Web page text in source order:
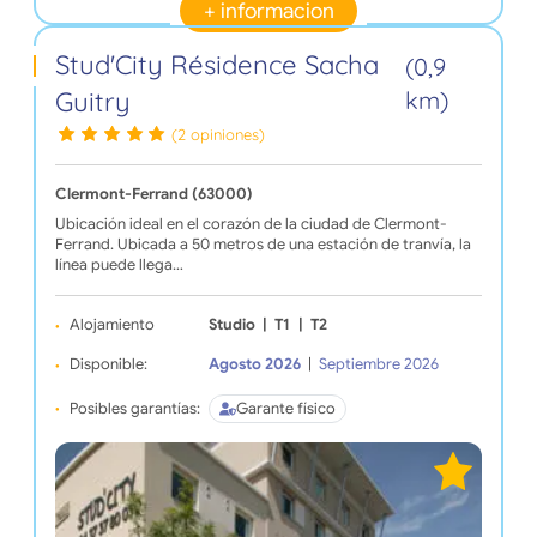
+ informacion
Stud'City Résidence Sacha
Guitry
(0,9
km)
(2 opiniones)
Clermont-Ferrand (63000)
Ubicación ideal en el corazón de la ciudad de Clermont-
Ferrand. Ubicada a 50 metros de una estación de tranvía, la
línea puede llega…
Alojamiento Studio T1 T2
Disponible: Agosto 2026 Septiembre 2026
Posibles garantías: Garante físico